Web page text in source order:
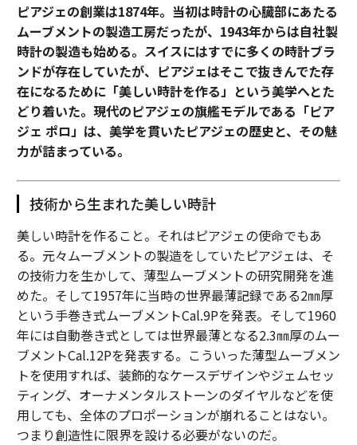
ピアジェの創業は1874年。当初は時計の心臓部にあたる
ムーブメントの製造工房だったが、1943年からは自社製
時計の製造も始める。スイスにはすでに多くの時計ブラ
ンドが存在していたが、ピアジェはそこで抜きんでた存
在になるために「美しい時計を作る」という美学へとた
どり着いた。現代のピアジェの旗艦モデルである「ピア
ジェ ポロ」は、美学を貫いたピアジェの歴史と、その魅
力が詰まっている。
技術から生まれた美しい時計
美しい時計を作ること。それはピアジェの使命でもあ
る。元々ムーブメントの製造をしていたピアジェは、そ
の技術力を生かして、薄型ムーブメントの研究開発を進
めた。そして1957年に当時の世界最薄記録である2㎜厚
という手巻き式ムーブメントCal.9Pを発表。そして1960
年には自動巻き式としては世界最薄となる2.3㎜厚のムー
ブメントCal.12Pを発表する。こういった薄型ムーブメン
トを使用すれば、装飾的なケースデザインやジェムセッ
ティング、オーナメンタルストーンのダイヤルなどを使
用しても、全体のプロポーションが崩れることはない。
つまり創造性に限界を設ける必要がないのだ。